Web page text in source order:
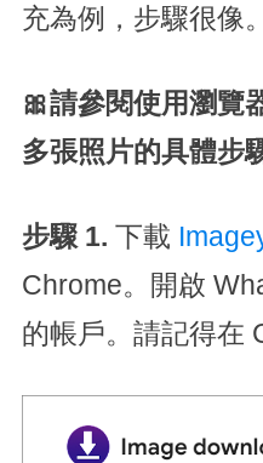
充為例，步驟很像。
🎀請參閱使用瀏覽
多張照片的具體步
步驟 1. 下載
Chrome。開啟
的帳戶。請記得在